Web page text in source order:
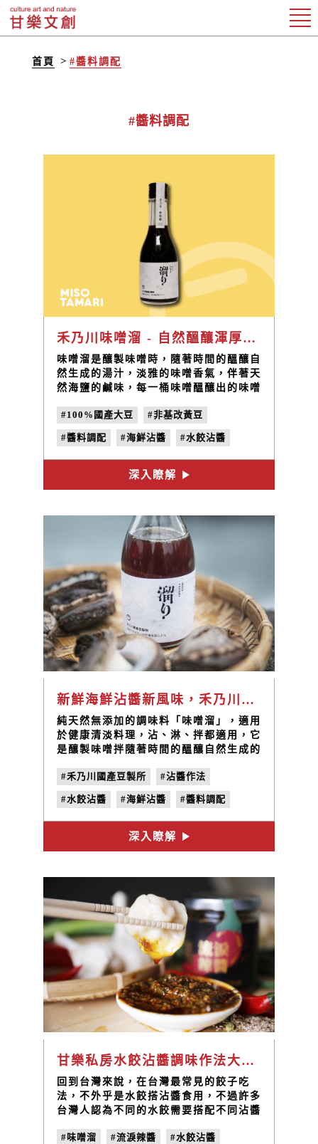
首頁 #醬料調配
#醬料調配
禾乃川味噌溜 - 自然醞釀渾厚香醇
味噌溜是釀製味噌時，隨著時間的醞釀自
然生成的湯汁，淡雅的味噌香氣，伴著天
然海鹽的鹹味，每一桶味噌醞釀出的味噌
醇的口味最適合使用在清淡料理中，增添
風味！
#100%國產大豆 #非基改黃豆
#醬料調配 #海鮮沾醬 #水餃沾醬
#沾醬作法
深入瞭解
新鮮海鮮沾醬新風味，禾乃川味噌溜醬油低溫烹調最對味
純天然無添加的調味料「味噌溜」，適用
於健康清淡料理，沾、淋、拌都適用，它
是釀製味噌拌隨著時間的醞釀自然生成的
少，珍貴天然，淡雅的味噌香氣，伴著天
然海鹽的鹹味，是搭配海陸生鮮增味提
鮮，低度烹調最佳醬料，適用於清淡的料
理調味、各式沾醬淋醬拌醬，搭配高級生
魚片、海鮮、白斬雞、生菜沙拉、拌麵、
#禾乃川國產豆製所 #沾醬作法
#水餃沾醬 #海鮮沾醬 #醬料調配
#味噌溜
深入瞭解
甘樂私房水餃沾醬調味作法大公開，不可缺少的禾乃川味噌溜與流淚辣醬
回到台灣來說，在台灣最常見的餃子吃
法，不外乎是水餃搭沾醬食用，不過許多
台灣人認為不同的水餃需要搭配不同沾醬
#味噌溜
#流淚辣醬 #水餃沾醬